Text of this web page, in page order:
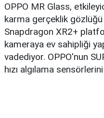
OPPO MR Glass,
karma gerçeklik gözlüğü
Snapdragon XR2+
kameraya ev sahipliği
vadediyor. OPPO'nun
hızı algılama